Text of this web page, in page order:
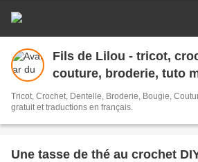
Fils de Lilou - tricot,
couture, broderie, tuto
Tricot, Crochet, Dentelle, Broderie, Bougie,
gratuit et traductions en français.
Une tasse de thé au crochet